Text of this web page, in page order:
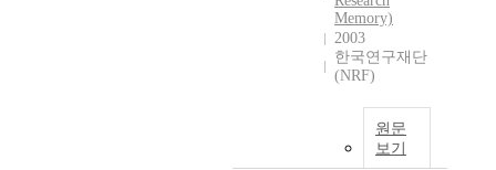
Memory)
2003
한국연구재단
(NRF)
원문
보기